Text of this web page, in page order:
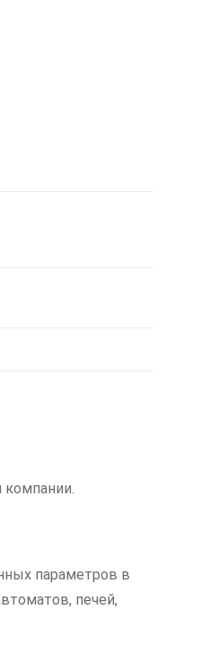
компании.
параметров в
печей,